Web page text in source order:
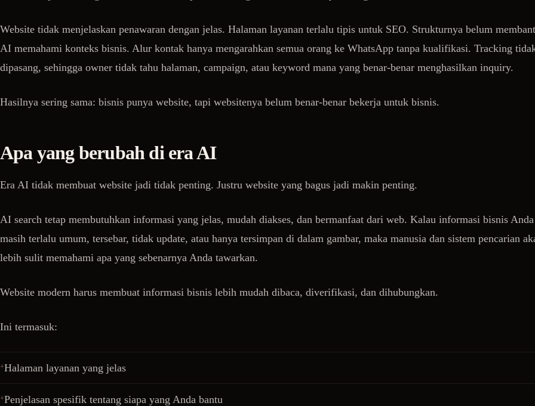
Website tidak menjelaskan penawaran dengan jelas. Halaman layanan terlalu tipis untuk SEO. Strukturnya belum
AI memahami konteks bisnis. Alur kontak hanya mengarahkan semua orang ke WhatsApp tanpa kualifikasi. Tracking
dipasang, sehingga owner tidak tahu halaman, campaign, atau keyword mana yang benar-benar menghasilkan inquiry.
Hasilnya sering sama: bisnis punya website, tapi websitenya belum benar-benar bekerja untuk bisnis.
Apa yang berubah di era AI
Era AI tidak membuat website jadi tidak penting. Justru website yang bagus jadi makin penting.
AI search tetap membutuhkan informasi yang jelas, mudah diakses, dan bermanfaat dari web. Kalau informasi bisnis Anda
masih terlalu umum, tersebar, tidak update, atau hanya tersimpan di dalam gambar, maka manusia dan sistem pencarian
lebih sulit memahami apa yang sebenarnya Anda tawarkan.
Website modern harus membuat informasi bisnis lebih mudah dibaca, diverifikasi, dan dihubungkan.
Ini termasuk:
Halaman layanan yang jelas
Penjelasan spesifik tentang siapa yang Anda bantu